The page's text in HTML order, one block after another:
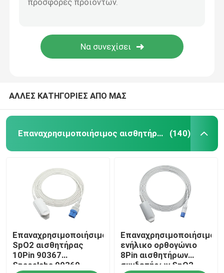
ΑΛΛΕΣ ΚΑΤΗΓΟΡΙΕΣ ΑΠΟ ΜΑΣ
Επαναχρησιμοποιήσιμος αισθητήρας spO2 (140)
Επαναχρησιμοποιήσιμος
SpO2 αισθητήρας
10Pin 90367
Spacelabs 90369
Επαναχρησιμοποιήσιμο
ενήλικο ορθογώνιο
8Pin αισθητήρων
συνδετήρων SpO2